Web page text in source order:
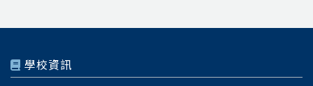
學校資訊